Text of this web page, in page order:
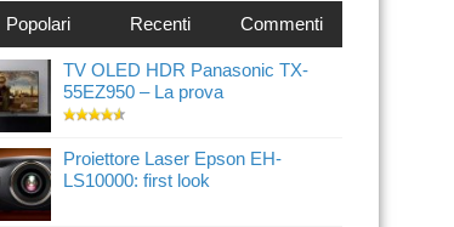
Popolari Recenti Commenti
TV OLED HDR Panasonic TX-
55EZ950 – La prova
Proiettore Laser Epson EH-
LS10000: first look